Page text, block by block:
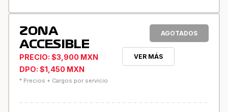
ZONA
ACCESIBLE
PRECIO: $3,900 MXN
DPO: $1,450 MXN
* Precios + Cargos por servicio
AGOTADOS
VER MÁS